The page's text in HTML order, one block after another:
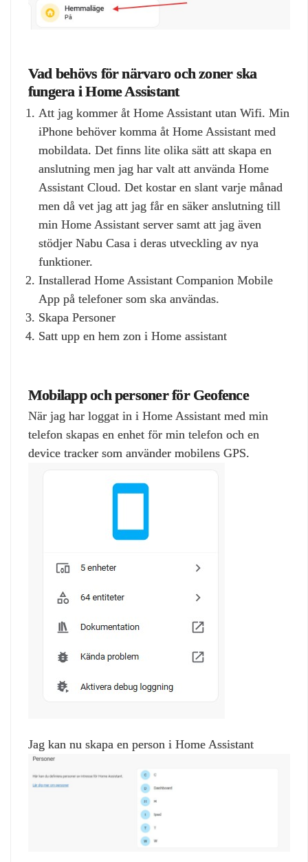
Vad behövs för närvaro och zoner ska
fungera i Home Assistant
Att jag kommer åt Home Assistant utan Wifi. Min
iPhone behöver komma åt Home Assistant med
mobildata. Det finns lite olika sätt att skapa en
anslutning men jag har valt att använda Home
Assistant Cloud. Det kostar en slant varje månad
men då vet jag att jag får en säker anslutning till
min Home Assistant server samt att jag även
stödjer Nabu Casa i deras utveckling av nya
funktioner.
Installerad Home Assistant Companion Mobile
App på telefoner som ska användas.
Skapa Personer
Satt upp en hem zon i Home assistant
Mobilapp och personer för Geofence
När jag har loggat in i Home Assistant med min
telefon skapas en enhet för min telefon och en
device tracker som använder mobilens GPS.
Jag kan nu skapa en person i Home Assistant